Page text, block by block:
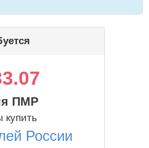
ПМР
купить
России